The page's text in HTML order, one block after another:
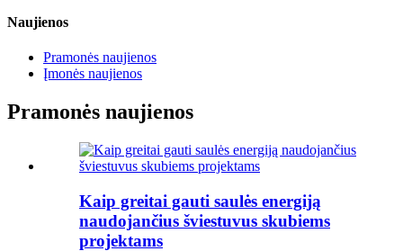
Naujienos
Pramonės naujienos
Įmonės naujienos
Pramonės naujienos
Kaip greitai gauti saulės energiją
naudojančius šviestuvus skubiems
projektams